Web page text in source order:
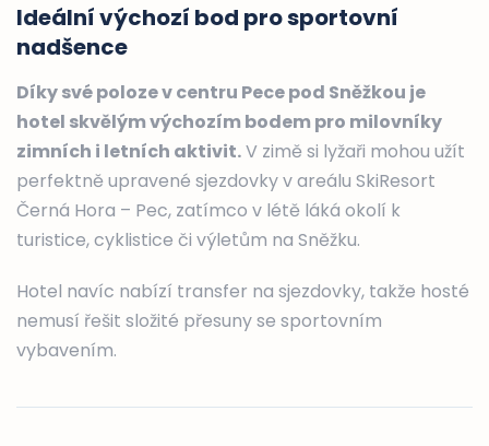
Ideální výchozí bod pro sportovní
nadšence
Díky své poloze v centru Pece pod Sněžkou je
hotel skvělým výchozím bodem pro milovníky
zimních i letních aktivit.V zimě si lyžaři mohou užít
perfektně upravené sjezdovky v areálu SkiResort
Černá Hora – Pec, zatímco v létě láká okolí k
turistice, cyklistice či výletům na Sněžku.
Hotel navíc nabízí transfer na sjezdovky, takže hosté
nemusí řešit složité přesuny se sportovním
vybavením.